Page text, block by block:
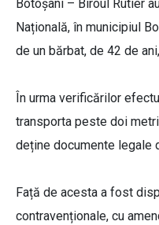
Botoșani – Biroul Rutier
Națională, în municipiul
de un bărbat, de 42 de
În urma verificărilor
transporta peste doi
deține documente legale
Față de acesta a fost
contravenționale, cu